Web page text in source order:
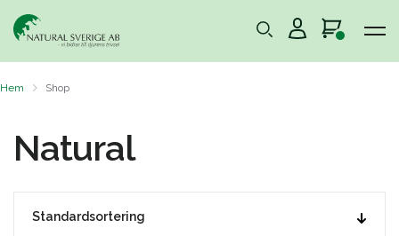
Hem Shop
Natural